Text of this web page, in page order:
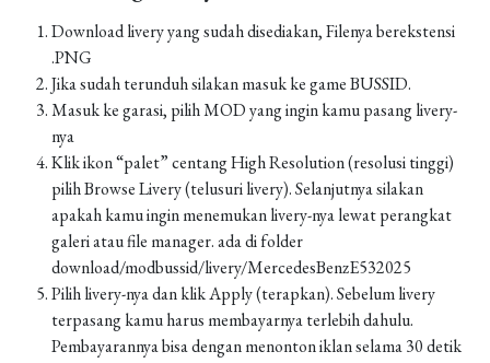
Download livery yang sudah disediakan, Filenya berekstensi
.PNG
Jika sudah terunduh silakan masuk ke game BUSSID.
Masuk ke garasi, pilih MOD yang ingin kamu pasang livery-
nya
Klik ikon “palet” centang High Resolution (resolusi tinggi)
pilih Browse Livery (telusuri livery). Selanjutnya silakan
apakah kamu ingin menemukan livery-nya lewat perangkat
galeri atau file manager. ada di folder
download/modbussid/livery/MercedesBenzE532025
Pilih livery-nya dan klik Apply (terapkan). Sebelum livery
terpasang kamu harus membayarnya terlebih dahulu.
Pembayarannya bisa dengan menonton iklan selama 30 detik